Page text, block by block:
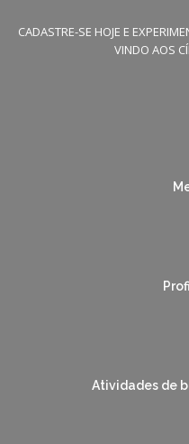
CADASTRE-SE HOJE E
VINDO AOS
Atividades de